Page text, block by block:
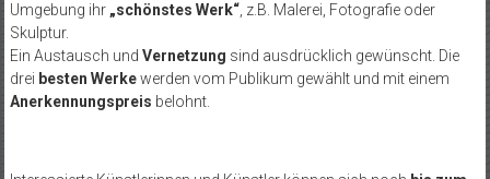
Umgebung ihr „schönstes Werk“, z.B. Malerei, Fotografie oder
Skulptur.
Ein Austausch und Vernetzung sind ausdrücklich gewünscht. Die
drei besten Werkewerden vom Publikum gewählt und mit einem
Anerkennungspreis belohnt.